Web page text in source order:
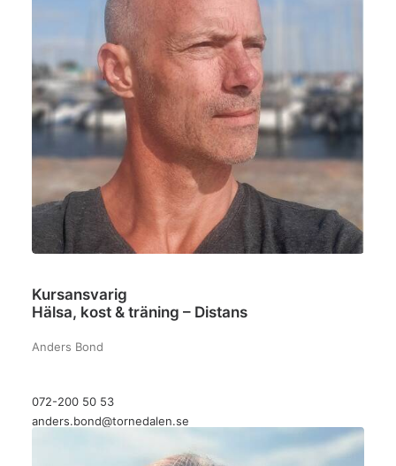
Kursansvarig
Hälsa, kost & träning – Distans
Anders Bond
072-200 50 53
anders.bond@tornedalen.se